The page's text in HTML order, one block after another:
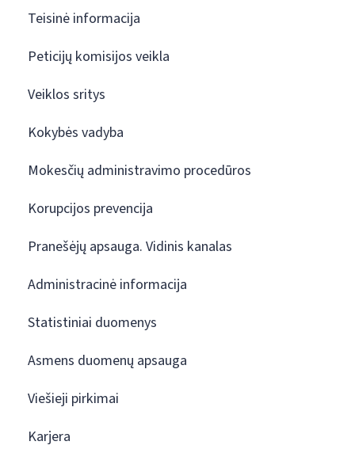
Teisinė informacija
Peticijų komisijos veikla
Veiklos sritys
Kokybės vadyba
Mokesčių administravimo procedūros
Korupcijos prevencija
Pranešėjų apsauga. Vidinis kanalas
Administracinė informacija
Statistiniai duomenys
Asmens duomenų apsauga
Viešieji pirkimai
Karjera